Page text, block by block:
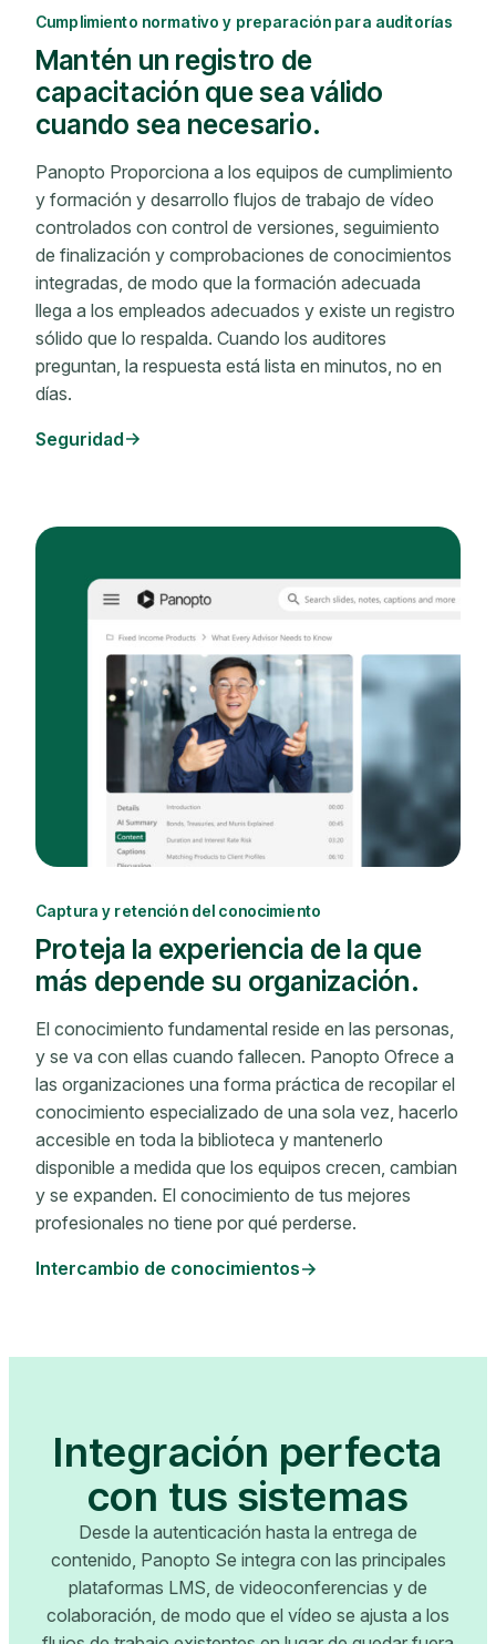
Cumplimiento normativo y preparación para auditorías
Mantén un registro de
capacitación que sea válido
cuando sea necesario.
Panopto Proporciona a los equipos de cumplimiento
y formación y desarrollo flujos de trabajo de vídeo
controlados con control de versiones, seguimiento
de finalización y comprobaciones de conocimientos
integradas, de modo que la formación adecuada
llega a los empleados adecuados y existe un registro
sólido que lo respalda. Cuando los auditores
preguntan, la respuesta está lista en minutos, no en
días.
Seguridad
Captura y retención del conocimiento
Proteja la experiencia de la que
más depende su organización.
El conocimiento fundamental reside en las personas,
y se va con ellas cuando fallecen. Panopto Ofrece a
las organizaciones una forma práctica de recopilar el
conocimiento especializado de una sola vez, hacerlo
accesible en toda la biblioteca y mantenerlo
disponible a medida que los equipos crecen, cambian
y se expanden. El conocimiento de tus mejores
profesionales no tiene por qué perderse.
Intercambio de conocimientos
Integración perfecta
con tus sistemas
Desde la autenticación hasta la entrega de
contenido, Panopto Se integra con las principales
plataformas LMS, de videoconferencias y de
colaboración, de modo que el vídeo se ajusta a los